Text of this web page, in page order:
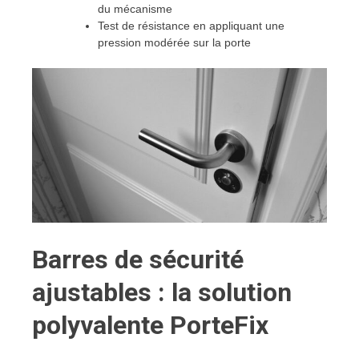
du mécanisme
Test de résistance en appliquant une
pression modérée sur la porte
Barres de sécurité
ajustables : la solution
polyvalente PorteFix